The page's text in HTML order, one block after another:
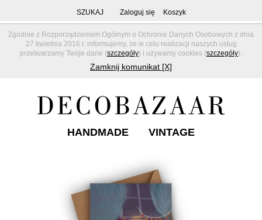
Zgodnie z Rozporządzeniem Ogólnym o Ochronie Danych Osobowych z dnia
27 kwietnia 2016 r. informujemy, że w celu realizacji naszych usług
przetwarzamy Twoje dane (szczegóły) i używamy cookies (szczegóły).
Zamknij komunikat [X]
SZUKAJ Zaloguj się Koszyk
HANDMADE VINTAGE